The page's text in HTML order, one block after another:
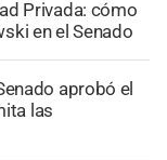
Privada: cómo
en el Senado
aprobó el
las